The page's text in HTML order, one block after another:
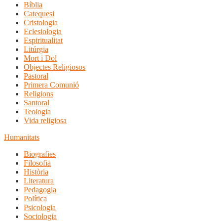
Bíblia
Catequesi
Cristologia
Eclesiologia
Espiritualitat
Litúrgia
Mort i Dol
Objectes Religiosos
Pastoral
Primera Comunió
Religions
Santoral
Teologia
Vida religiosa
Humanitats
Biografies
Filosofia
Història
Literatura
Pedagogia
Política
Psicologia
Sociologia